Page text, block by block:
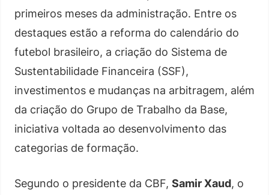
primeiros meses da administração. Entre os
destaques estão a reforma do calendário do
futebol brasileiro, a criação do Sistema de
Sustentabilidade Financeira (SSF),
investimentos e mudanças na arbitragem, além
da criação do Grupo de Trabalho da Base,
iniciativa voltada ao desenvolvimento das
categorias de formação.
Segundo o presidente da CBF, Samir Xaud, o